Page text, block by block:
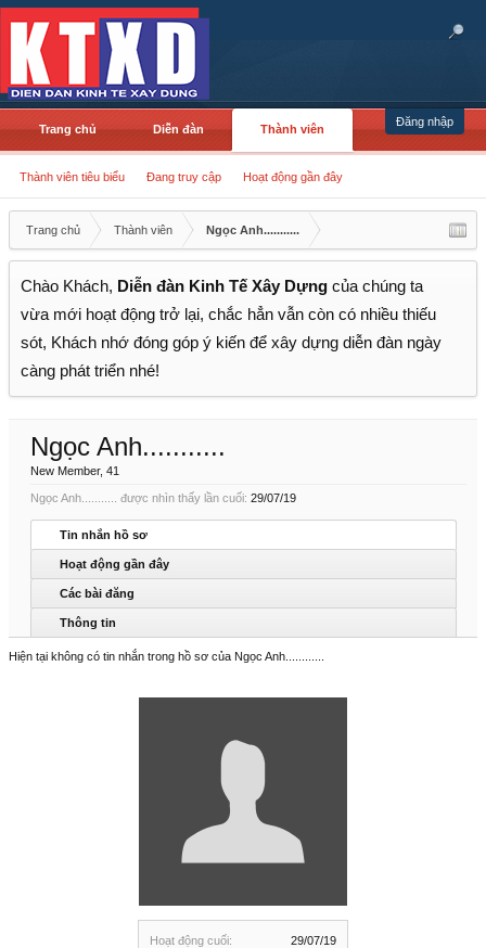
Đăng nhập
Trang chủ Diễn đàn Thành viên
Thành viên tiêu biểu Đang truy cập Hoạt động gần đây
Trang chủ Thành viên Ngọc Anh...........
Chào Khách, Diễn đàn Kinh Tế Xây Dựng của chúng ta
vừa mới hoạt động trở lại, chắc hẳn vẫn còn có nhiều thiếu
sót, Khách nhớ đóng góp ý kiến để xây dựng diễn đàn ngày
càng phát triển nhé!
Hoạt động cuối:
29/07/19
Ngọc Anh...........
New Member, 41
Ngọc Anh........... được nhìn thấy lần cuối: 29/07/19
Tin nhắn hồ sơ
Hoạt động gần đây
Các bài đăng
Thông tin
Hiện tại không có tin nhắn trong hồ sơ của Ngọc Anh............